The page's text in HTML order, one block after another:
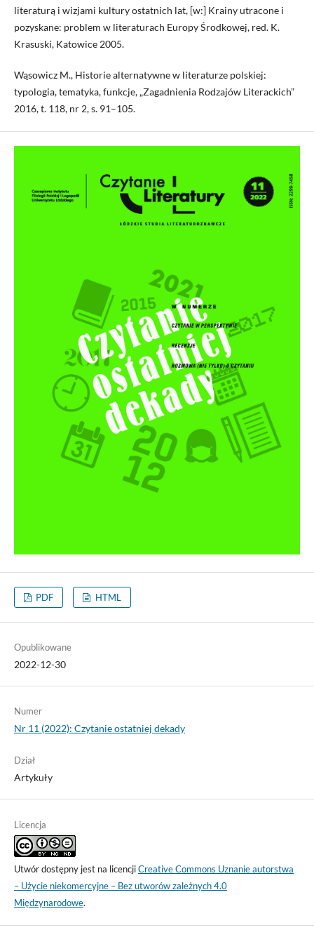
literaturą i wizjami kultury ostatnich lat, [w:] Krainy utracone i
pozyskane: problem w literaturach Europy Środkowej, red. K.
Krasuski, Katowice 2005.
Wąsowicz M., Historie alternatywne w literaturze polskiej:
typologia, tematyka, funkcje, „Zagadnienia Rodzajów Literackich”
2016, t. 118, nr 2, s. 91–105.
PDF HTML
Opublikowane
2022-12-30
Numer
Nr 11 (2022): Czytanie ostatniej dekady
Dział
Artykuły
Licencja
Utwór dostępny jest na licencjiCreative Commons Uznanie autorstwa
– Użycie niekomercyjne – Bez utworów zależnych 4.0
Międzynarodowe.